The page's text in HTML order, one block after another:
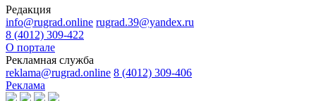
Редакция
info@rugrad.online rugrad.39@yandex.ru
8 (4012) 309-422
О портале
Рекламная служба
reklama@rugrad.online 8 (4012) 309-406
Реклама